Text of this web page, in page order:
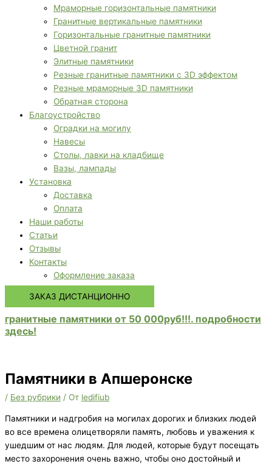
Мраморные горизонтальные памятники
Гранитные вертикальные памятники
Горизонтальные гранитные памятники
Цветной гранит
Элитные памятники
Резные гранитные памятники с 3D эффектом
Резные мраморные 3D памятники
Обратная сторона
Благоустройство
Оградки на могилу
Навесы
Столы, лавки на кладбище
Вазы, лампады
Установка
Доставка
Оплата
Наши работы
Статьи
Отзывы
Контакты
Оформление заказа
ЗАКАЗ ДИСТАНЦИОННО
гранитные памятники от 50 000руб!!!. подробности
здесь!
Памятники в Апшеронске
/ Без рубрики / От ledifiub
Памятники и надгробия на могилах дорогих и близких людей
во все времена олицетворяли память, любовь и уважения к
ушедшим от нас людям. Для людей, которые будут посещать
место захоронения очень важно, чтобы оно достойный и